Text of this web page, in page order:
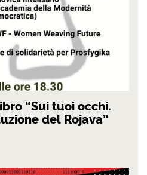
“Sui tuoi occhi.
del Rojava”